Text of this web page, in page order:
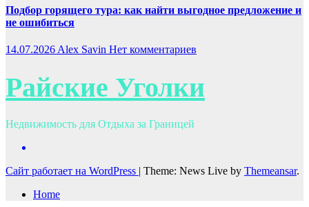
Подбор горящего тура: как найти выгодное предложение и
не ошибиться
14.07.2026 Alex Savin Нет комментариев
Райские Уголки
Недвижимость для Отдыха за Границей
Сайт работает на WordPress | Theme: News Live by Themeansar.
Home